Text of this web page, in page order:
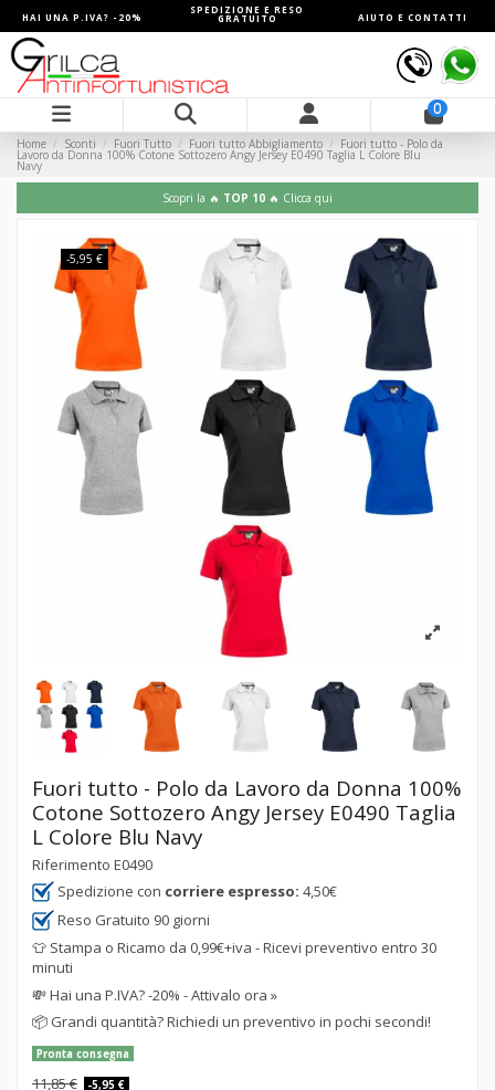
HAI UNA P.IVA? -20%
SPEDIZIONE E RESO
GRATUITO AIUTO E CONTATTI
0
Home Sconti Fuori Tutto Fuori tutto Abbigliamento Fuori tutto - Polo da
Lavoro da Donna 100% Cotone Sottozero Angy Jersey E0490 Taglia L Colore Blu
Navy
Scopri la 🔥 TOP 10 🔥 Clicca qui
-5,95 €
Fuori tutto - Polo da Lavoro da Donna 100%
Cotone Sottozero Angy Jersey E0490 Taglia
L Colore Blu Navy
Riferimento E0490
Spedizione con corriere espresso: 4,50€
Reso Gratuito 90 giorni
👕 Stampa o Ricamo da 0,99€+iva - Ricevi preventivo entro 30
minuti
💸Hai una P.IVA? -20% - Attivalo ora »
📦 Grandi quantità? Richiedi un preventivo in pochi secondi!
Pronta consegna
11,85 € -5,95 €